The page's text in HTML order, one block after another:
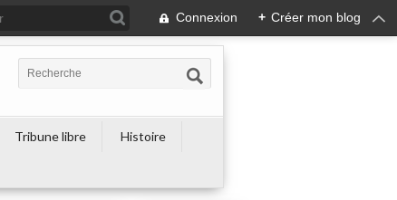
Connexion + Créer mon blog
Tribune libre
Histoire